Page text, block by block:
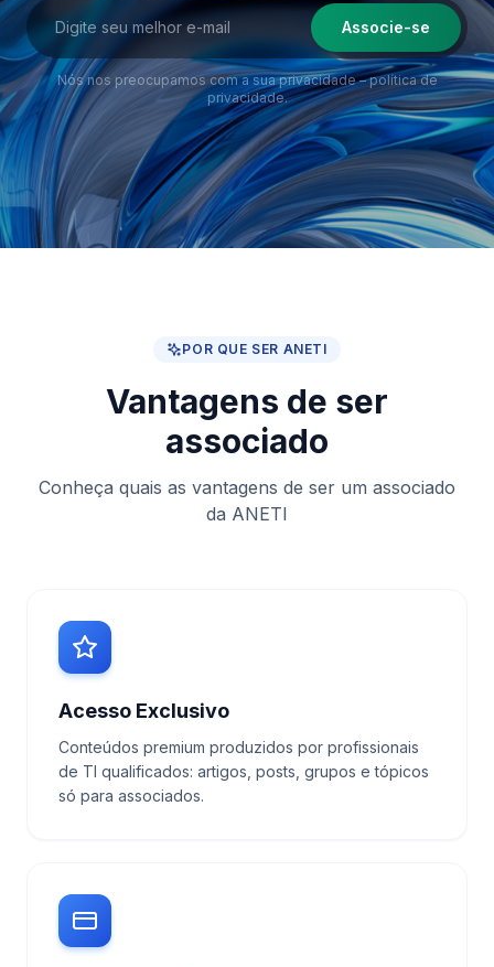
Associe-se
Nós nos preocupamos com a sua privacidade – política de
privacidade.
POR QUE SER ANETI
Vantagens de ser
associado
Conheça quais as vantagens de ser um associado
da ANETI
Acesso Exclusivo
Conteúdos premium produzidos por profissionais
de TI qualificados: artigos, posts, grupos e tópicos
só para associados.